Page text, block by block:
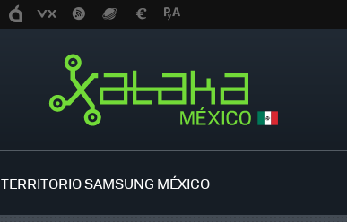
TERRITORIO SAMSUNG MÉXICO